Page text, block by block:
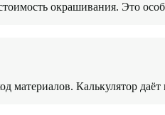
окрашивания. Это
материалов. Калькулятор